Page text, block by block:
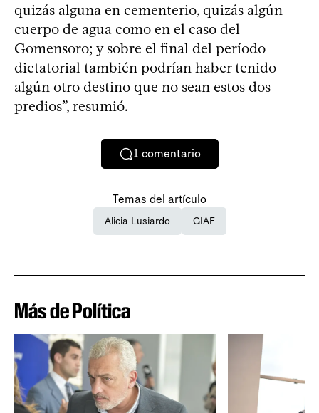
quizás alguna en cementerio, quizás algún
cuerpo de agua como en el caso del
Gomensoro; y sobre el final del período
dictatorial también podrían haber tenido
algún otro destino que no sean estos dos
predios”, resumió.
1 comentario
Temas del artículo
Alicia Lusiardo GIAF
Más de Política